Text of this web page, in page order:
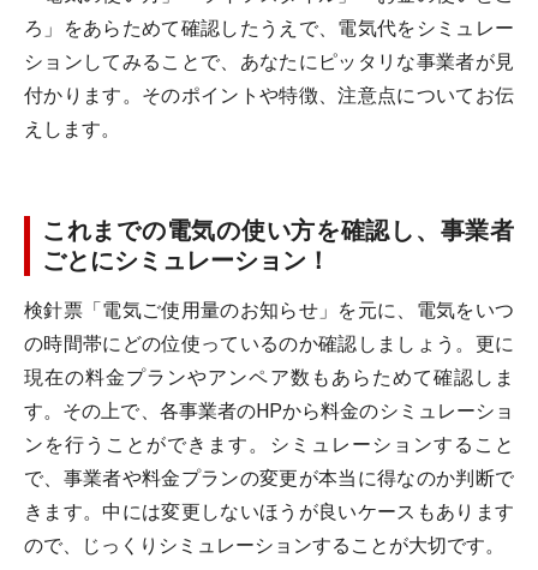
ろ」をあらためて確認したうえで、電気代をシミュレー
ションしてみることで、あなたにピッタリな事業者が見
付かります。そのポイントや特徴、注意点についてお伝
えします。
これまでの電気の使い方を確認し、事業者
ごとにシミュレーション！
検針票「電気ご使用量のお知らせ」を元に、電気をいつ
の時間帯にどの位使っているのか確認しましょう。更に
現在の料金プランやアンペア数もあらためて確認しま
す。その上で、各事業者のHPから料金のシミュレーショ
ンを行うことができます。シミュレーションすること
で、事業者や料金プランの変更が本当に得なのか判断で
きます。中には変更しないほうが良いケースもあります
ので、じっくりシミュレーションすることが大切です。